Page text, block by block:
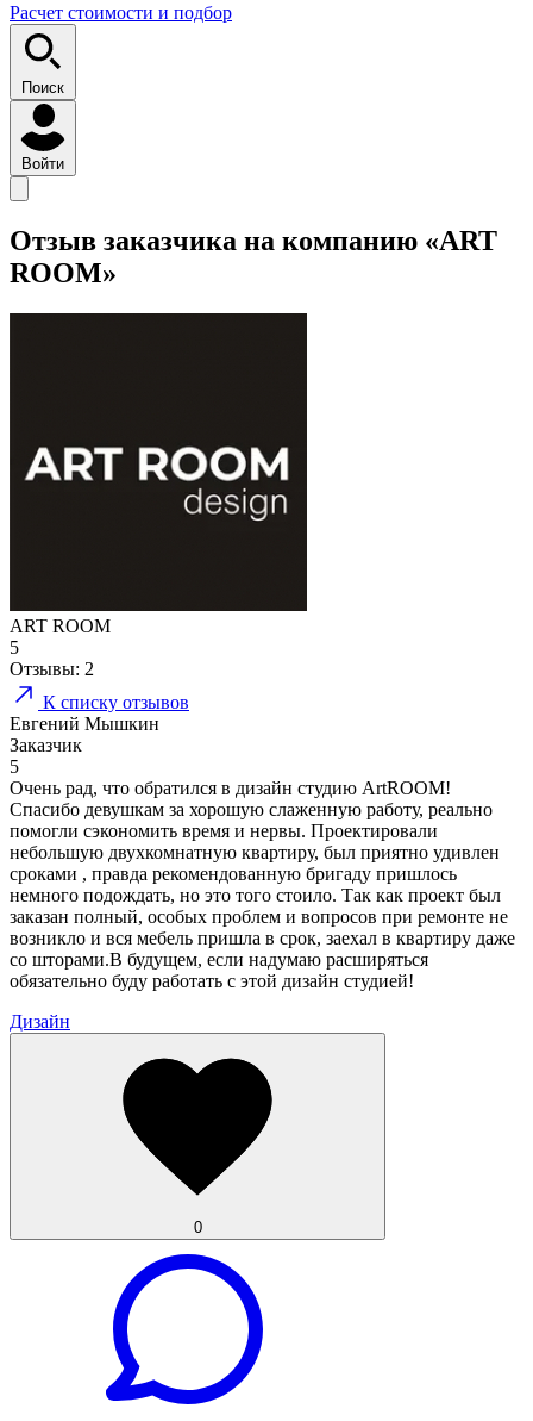
Расчет стоимости и подбор
Поиск
Войти
Отзыв заказчика на компанию «ART
ROOM»
ART ROOM
5
Отзывы: 2
К списку отзывов
Евгений Мышкин
Заказчик
5
Очень рад, что обратился в дизайн студию ArtROOM!
Спасибо девушкам за хорошую слаженную работу, реально
помогли сэкономить время и нервы. Проектировали
небольшую двухкомнатную квартиру, был приятно удивлен
сроками , правда рекомендованную бригаду пришлось
немного подождать, но это того стоило. Так как проект был
заказан полный, особых проблем и вопросов при ремонте не
возникло и вся мебель пришла в срок, заехал в квартиру даже
со шторами.В будущем, если надумаю расширяться
обязательно буду работать с этой дизайн студией!
Дизайн
0